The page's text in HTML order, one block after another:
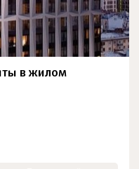
в жилом